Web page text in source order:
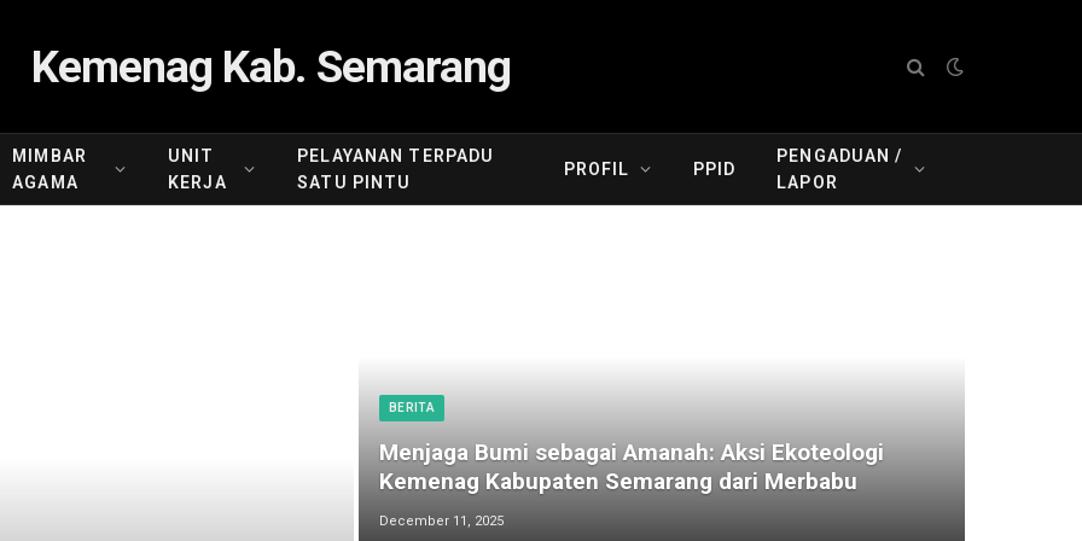
Kemenag Kab. Semarang
MIMBAR
AGAMA
UNIT
KERJA
PELAYANAN TERPADU
SATU PINTU
PROFIL PPID
PENGADUAN /
LAPOR
BERITA
Menjaga Bumi sebagai Amanah: Aksi Ekoteologi
Kemenag Kabupaten Semarang dari Merbabu
December 11, 2025